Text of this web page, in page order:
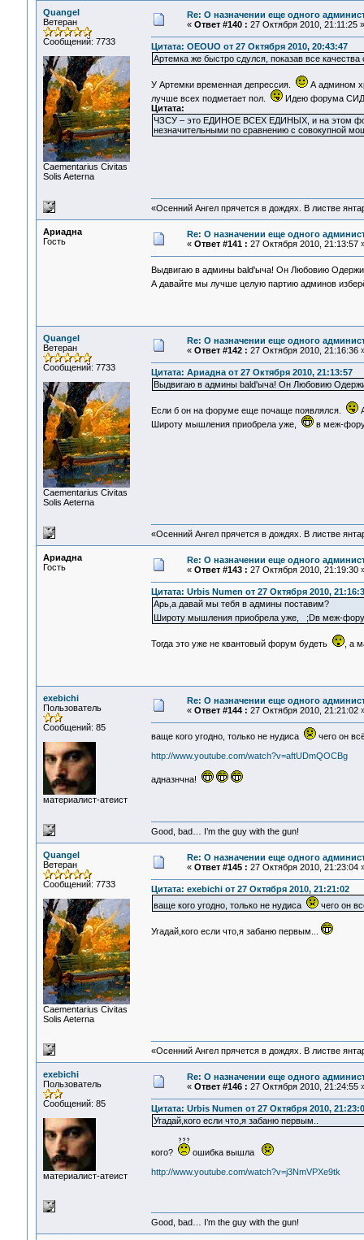
Quangel
Ветеран
Сообщений: 7733
Сaementarius Civitas
Solis Aeterna
Re: О назначении еще одного
« Ответ #140 : 27 Октября 2010, 21:11:25 »
Цитата: OEOUO от 27 Октября 2010, 20:43:47
Артемка же быстро сдулся, показав все качества
У Артемки временная депрессия.
А админом
лучше всех подметает пол.
Идею форума СИД
Цитата:
ЧЗСУ – это ЕДИНОЕ ВСЕХ ЕДИНЫХ, и на этом
незначительными по сравнению с совокупной
«Осенний Ангел прячется в дождях. В листве
Ариадна
Гость
Re: О назначении еще одного
« Ответ #141 : 27 Октября 2010, 21:13:57
Выдвигаю в админы bald'ыча! Он Любовию
А давайте мы лучше целую партию админов
Quangel
Ветеран
Сообщений: 7733
Сaementarius Civitas
Solis Aeterna
Re: О назначении еще одного
« Ответ #142 : 27 Октября 2010, 21:16:36
Цитата: Ариадна от 27 Октября 2010, 21:13:57
Выдвигаю в админы bald'ыча! Он Любовию
Если б он на форуме еще почаще появлялся.
Широту мышления приобрела уже,
в меж-
«Осенний Ангел прячется в дождях. В листве
Ариадна
Гость
Re: О назначении еще одного
« Ответ #143 : 27 Октября 2010, 21:19:30
Цитата: Urbis Numen от 27 Октября 2010,
Арь,а давай мы тебя в админы поставим?
Широту мышления приобрела уже, ;Dв меж-
Тогда это уже не квантовый форум будеть , а
exebichi
Пользователь
Сообщений: 85
материалист-атеист
Re: О назначении еще одного
« Ответ #144 : 27 Октября 2010, 21:21:02
ваще кого угодно, только не нудиса
чего он
http://www.youtube.com/watch?v=aftUDmQOCBg
адназнчна!
Good, bad… I’m the guy with the gun!
Quangel
Ветеран
Сообщений: 7733
Сaementarius Civitas
Solis Aeterna
Re: О назначении еще одного
« Ответ #145 : 27 Октября 2010, 21:23:04
Цитата: exebichi от 27 Октября 2010, 21:21:02
ваще кого угодно, только не нудиса
чего он
Угадай,кого если что,я забаню первым...
«Осенний Ангел прячется в дождях. В листве
exebichi
Пользователь
Сообщений: 85
материалист-атеист
Re: О назначении еще одного
« Ответ #146 : 27 Октября 2010, 21:24:55
Цитата: Urbis Numen от 27 Октября 2010,
Угадай,кого если что,я забаню первым..
кого?
ошибка вышла
http://www.youtube.com/watch?v=j3NmVPXe9tk
Good, bad… I’m the guy with the gun!